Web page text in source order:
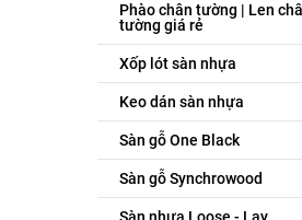
Phào chân tường | Len
tường giá rẻ
Xốp lót sàn nhựa
Keo dán sàn nhựa
Sàn gỗ One Black
Sàn gỗ Synchrowood